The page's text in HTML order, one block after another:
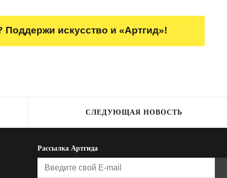
искусство и «Артгид»!
СЛЕДУЮЩАЯ НОВОСТЬ
Рассылка Артгида